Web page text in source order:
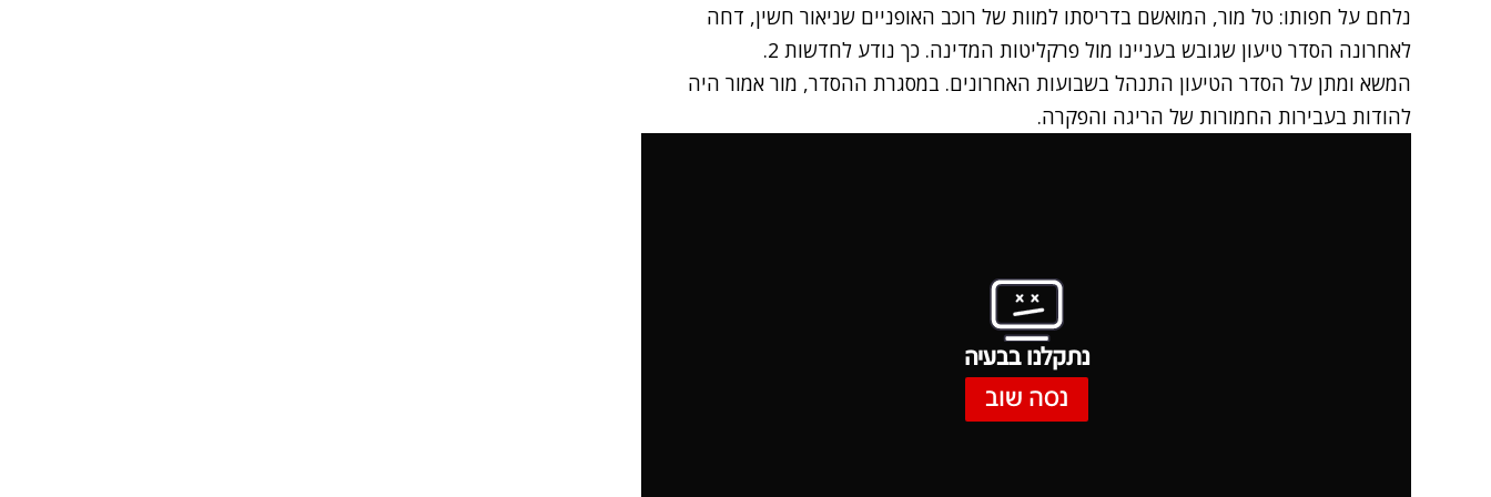
נלחם על חפותו: טל מור, המואשם בדריסתו למוות של רוכב האופניים שניאור חשין, דחה
לאחרונה הסדר טיעון שגובש בעניינו מול פרקליטות המדינה. כך נודע לחדשות 2.
המשא ומתן על הסדר הטיעון התנהל בשבועות האחרונים. במסגרת ההסדר, מור אמור היה
להודות בעבירות החמורות של הריגה והפקרה.
נתקלנו בבעיה
נסה שוב